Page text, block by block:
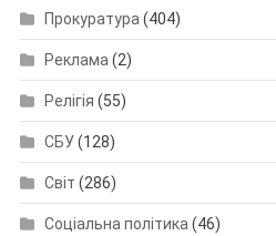
Прокуратура (404)
Реклама (2)
Релігія (55)
СБУ(128)
Світ (286)
Соціальна політика (46)